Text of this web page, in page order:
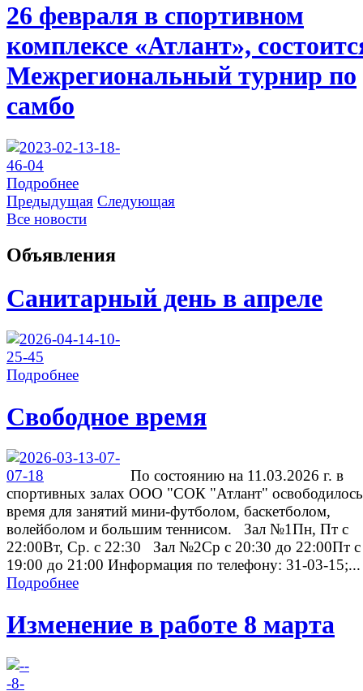
26 февраля в спортивном
комплексе «Атлант»,
Межрегиональный турнир по
самбо
Подробнее
Предыдущая Следующая
Все новости
Объявления
Санитарный день в апреле
Подробнее
Свободное время
По состоянию на 11.03.2026 г. в
спортивных залах ООО "СОК "Атлант" освободилось
время для занятий мини-футболом, баскетболом,
волейболом и большим теннисом. Зал №1Пн, Пт с
22:00Вт, Ср. с 22:30 Зал №2Ср с 20:30 до 22:00Пт с
19:00 до 21:00 Информация по телефону: 31-03-15;...
Подробнее
Изменение в работе 8 марта